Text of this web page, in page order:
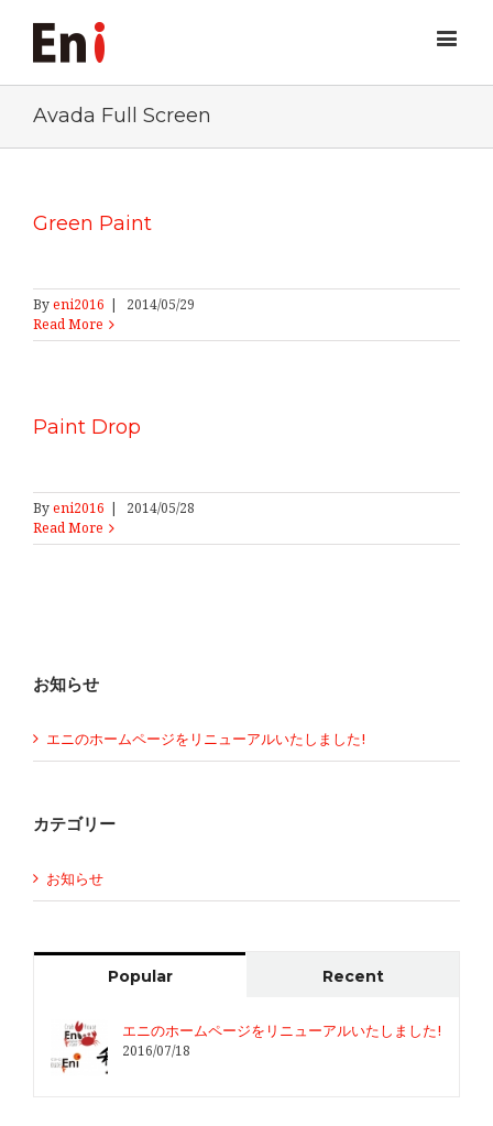
Avada Full Screen
Green Paint
Byeni2016 |
2014/05/29
Read More
Paint Drop
Byeni2016 |
2014/05/28
Read More
お知らせ
エニのホームページをリニューアルいたしました!
カテゴリー
お知らせ
Popular Recent
エニのホームページをリニューアルいたしました!
2016/07/18